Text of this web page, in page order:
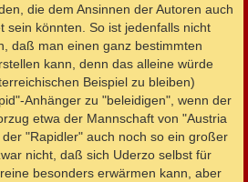
die dem Ansinnen der Autoren auch
sein könnten. So ist jedenfalls nicht
daß man einen ganz bestimmten
kann, denn das alleine würde
Beispiel zu bleiben)
Anhänger zu "beleidigen", wenn der
etwa der Mannschaft von "Austria
"Rapidler" auch noch so ein großer
nicht, daß sich Uderzo selbst für
besonders erwärmen kann, aber